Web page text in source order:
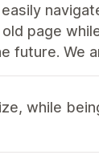
page
future. We
while